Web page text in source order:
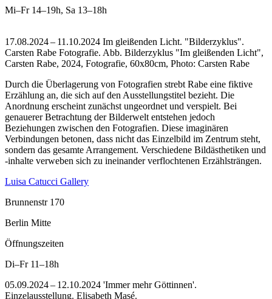
Mi–Fr 14–19h, Sa 13–18h
17.08.2024 – 11.10.2024 Im gleißenden Licht. "Bilderzyklus".
Carsten Rabe Fotografie. Abb. Bilderzyklus "Im gleißenden Licht",
Carsten Rabe, 2024, Fotografie, 60x80cm, Photo: Carsten Rabe
Durch die Überlagerung von Fotografien strebt Rabe eine fiktive
Erzählung an, die sich auf den Ausstellungstitel bezieht. Die
Anordnung erscheint zunächst ungeordnet und verspielt. Bei
genauerer Betrachtung der Bilderwelt entstehen jedoch
Beziehungen zwischen den Fotografien. Diese imaginären
Verbindungen betonen, dass nicht das Einzelbild im Zentrum steht,
sondern das gesamte Arrangement. Verschiedene Bildästhetiken und
-inhalte verweben sich zu ineinander verflochtenen Erzählsträngen.
Luisa Catucci Gallery
Brunnenstr 170
Berlin Mitte
Öffnungszeiten
Di–Fr 11–18h
05.09.2024 – 12.10.2024 'Immer mehr Göttinnen'.
Einzelausstellung. Elisabeth Masé.